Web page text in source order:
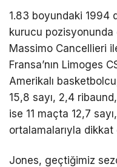
1.83 boyundaki 1994
kurucu pozisyonunda
Massimo Cancellieri
Fransa’nın Limoges
Amerikalı
15,8 sayı, 2,4
ise 11 maçta 12,7
ortalamalarıyla
Jones, geçtiğimiz